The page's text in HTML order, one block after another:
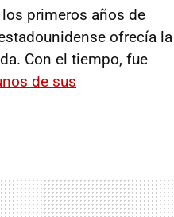
los primeros años de
ofrecía la
Con el tiempo, fue
de sus